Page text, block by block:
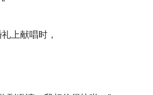
上献唱时，